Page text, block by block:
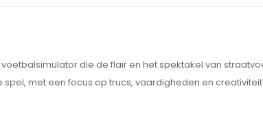
die de flair en het spektakel van
met een focus op trucs, vaardigheden en creativiteit.